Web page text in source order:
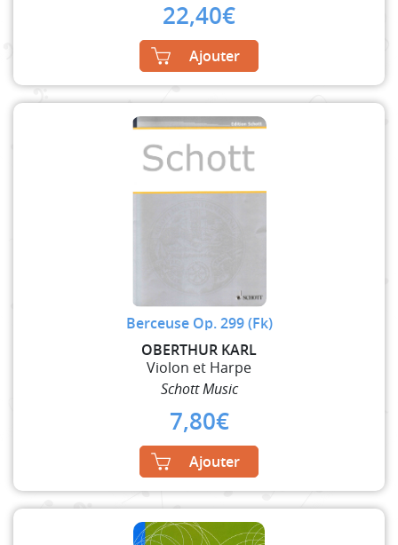
22,40€
Ajouter
Berceuse Op. 299 (Fk)
OBERTHUR KARL
Violon et Harpe
Schott Music
7,80€
Ajouter